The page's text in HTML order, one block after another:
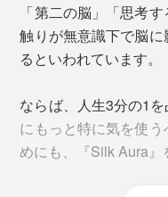
「第二の脳」「思考
触りが無意識下で脳
るといわれています。
ならば、人生3分の1
にもっと特に気を使
めにも、『Silk Aura』